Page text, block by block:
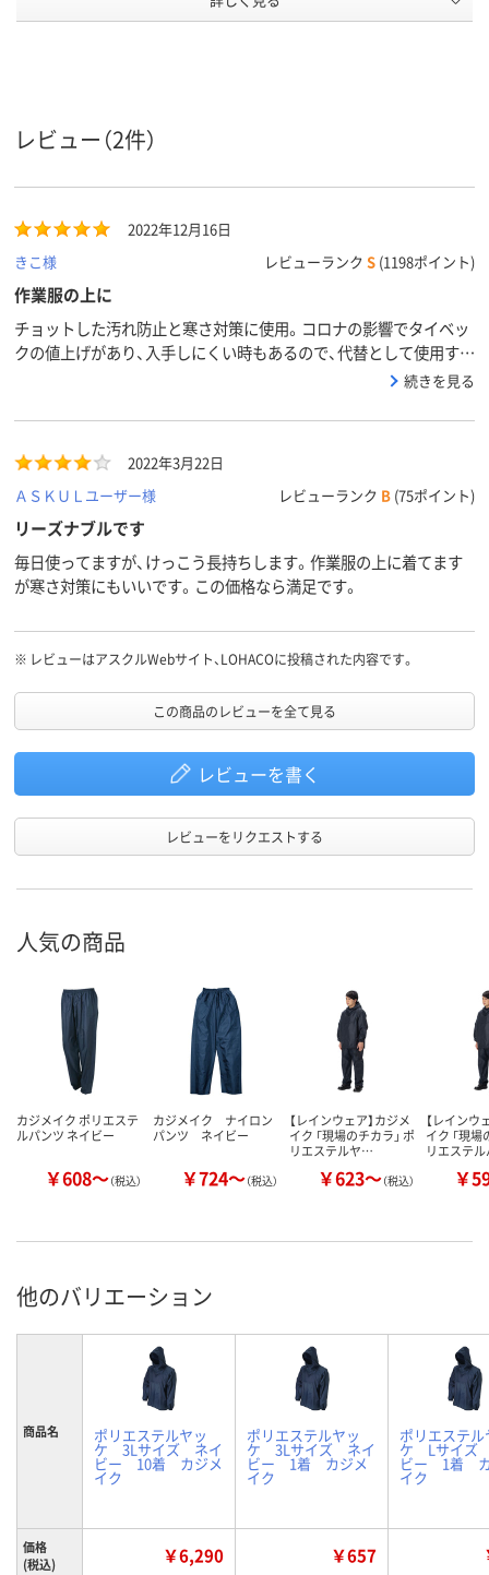
スコア
レビュー（2件）
2022年12月16日
きこ様
レビューランク S (1198ポイント)
作業服の上に
チョットした汚れ防止と寒さ対策に使用。コロナの影響でタイベッ
クの値上げがあり、入手しにくい時もあるので、代替として使用する
続きを見る
2022年3月22日
ＡＳＫＵＬユーザー様
レビューランク B (75ポイント)
リーズナブルです
毎日使ってますが、けっこう長持ちします。作業服の上に着てます
が寒さ対策にもいいです。この価格なら満足です。
※ レビューはアスクルWebサイト、LOHACOに投稿された内容です。
この商品のレビューを全て見る
レビューを書く
レビューをリクエストする
人気の商品
カジメイク ポリエステ
ルパンツ ネイビー
￥608～（税込）
カジメイク ナイロン
パンツ ネイビー
￥724～（税込）
【レインウェア】カジメ
イク 「現場のチカラ」 ポ
リエステルヤ…
￥623～（税込）
【レインウ
イク 「現場
リエステ
￥
他のバリエーション
商品名 ポリエステルヤッ
ケ 3Lサイズ ネイ
ビー 10着 カジメ
イク
ポリエステルヤッ
ケ 3Lサイズ ネイ
ビー 1着 カジメ
イク
ポリエステル
ケ Lサイズ
ビー 1着
イク
価格
(税込)
￥6,290 ￥657